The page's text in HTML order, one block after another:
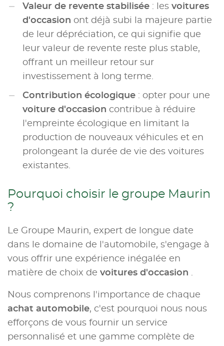
Valeur de revente stabilisée : les voitures
d'occasion ont déjà subi la majeure partie
de leur dépréciation, ce qui signifie que
leur valeur de revente reste plus stable,
offrant un meilleur retour sur
investissement à long terme.
Contribution écologique : opter pour une
voiture d'occasion contribue à réduire
l'empreinte écologique en limitant la
production de nouveaux véhicules et en
prolongeant la durée de vie des voitures
existantes.
Pourquoi choisir le groupe Maurin
?
Le Groupe Maurin, expert de longue date
dans le domaine de l'automobile, s'engage à
vous offrir une expérience inégalée en
matière de choix de voitures d'occasion .
Nous comprenons l'importance de chaque
achat automobile, c'est pourquoi nous nous
efforçons de vous fournir un service
personnalisé et une gamme complète de